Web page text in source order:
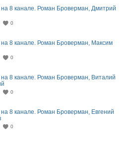
8 канале. Роман Броверман, Дмитрий
0
8 канале. Роман Броверман, Максим
0
8 канале. Роман Броверман, Виталий
0
8 канале. Роман Броверман, Евгений
0